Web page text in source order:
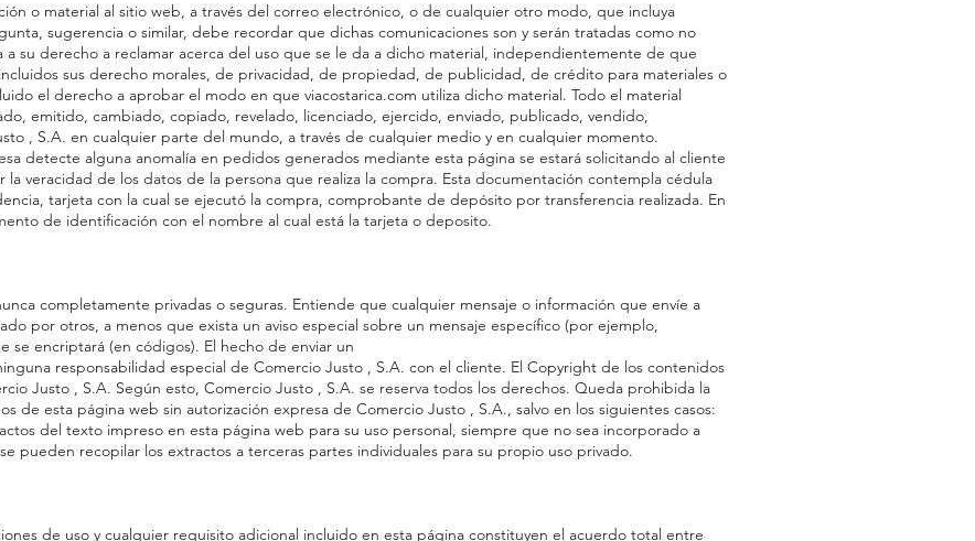
o material al sitio web, a través del correo electrónico, o de cualquier otro modo, que incluya
sugerencia o similar, debe recordar que dichas comunicaciones son y serán tratadas como no
su derecho a reclamar acerca del uso que se le da a dicho material, independientemente de que
sus derecho morales, de privacidad, de propiedad, de publicidad, de crédito para materiales o
el derecho a aprobar el modo en que viacostarica.com utiliza dicho material. Todo el material
emitido, cambiado, copiado, revelado, licenciado, ejercido, enviado, publicado, vendido,
, S.A. en cualquier parte del mundo, a través de cualquier medio y en cualquier momento.
detecte alguna anomalía en pedidos generados mediante esta página se estará solicitando al cliente
la veracidad de los datos de la persona que realiza la compra. Esta documentación contempla cédula
tarjeta con la cual se ejecutó la compra, comprobante de depósito por transferencia realizada. En
de identificación con el nombre al cual está la tarjeta o deposito.
completamente privadas o seguras. Entiende que cualquier mensaje o información que envíe a
por otros, a menos que exista un aviso especial sobre un mensaje específico (por ejemplo,
se encriptará (en códigos). El hecho de enviar un
responsabilidad especial de Comercio Justo , S.A. con el cliente. El Copyright de los contenidos
Justo , S.A. Según esto, Comercio Justo , S.A. se reserva todos los derechos. Queda prohibida la
de esta página web sin autorización expresa de Comercio Justo , S.A., salvo en los siguientes casos:
del texto impreso en esta página web para su uso personal, siempre que no sea incorporado a
pueden recopilar los extractos a terceras partes individuales para su propio uso privado.
de uso y cualquier requisito adicional incluido en esta página constituyen el acuerdo total entre